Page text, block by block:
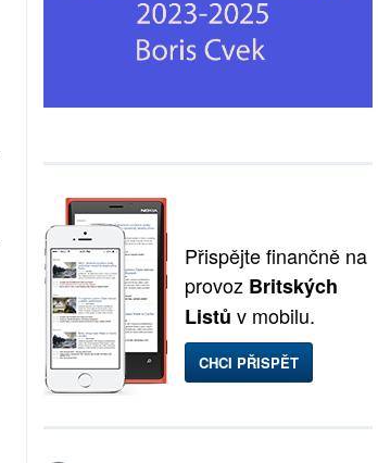
Přispějte finančně na
provoz Britských
Listů v mobilu.
CHCI PŘISPĚT